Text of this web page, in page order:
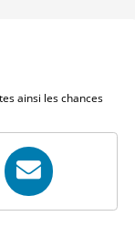
ainsi les chances